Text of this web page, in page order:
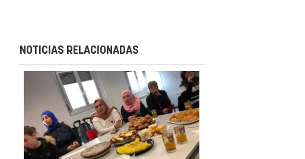
NOTICIAS RELACIONADAS